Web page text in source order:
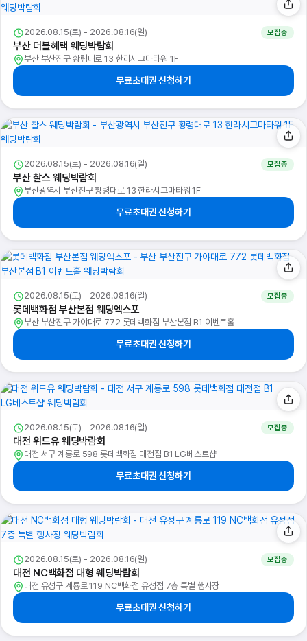
2026.08.15(토) - 2026.08.16(일) 모집중
부산 더블혜택 웨딩박람회
부산 부산진구 황령대로 13 한라시그마타워 1F
무료초대권 신청하기
2026.08.15(토) - 2026.08.16(일) 모집중
부산 찰스 웨딩박람회
부산광역시 부산진구 황령대로 13 한라시그마타워 1F
무료초대권 신청하기
2026.08.15(토) - 2026.08.16(일) 모집중
롯데백화점 부산본점 웨딩엑스포
부산 부산진구 가야대로 772 롯데백화점 부산본점 B1 이벤트홀
무료초대권 신청하기
2026.08.15(토) - 2026.08.16(일) 모집중
대전 위드유 웨딩박람회
대전 서구 계룡로 598 롯데백화점 대전점 B1 LG베스트샵
무료초대권 신청하기
2026.08.15(토) - 2026.08.16(일) 모집중
대전 NC백화점 대형 웨딩박람회
대전 유성구 계룡로 119 NC백화점 유성점 7층 특별 행사장
무료초대권 신청하기